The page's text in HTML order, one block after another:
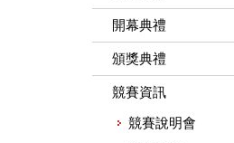
開幕典禮
頒獎典禮
競賽資訊
競賽說明會